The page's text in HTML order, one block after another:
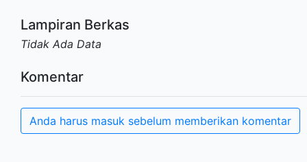
Lampiran Berkas
Tidak Ada Data
Komentar
Anda harus masuk sebelum memberikan komentar